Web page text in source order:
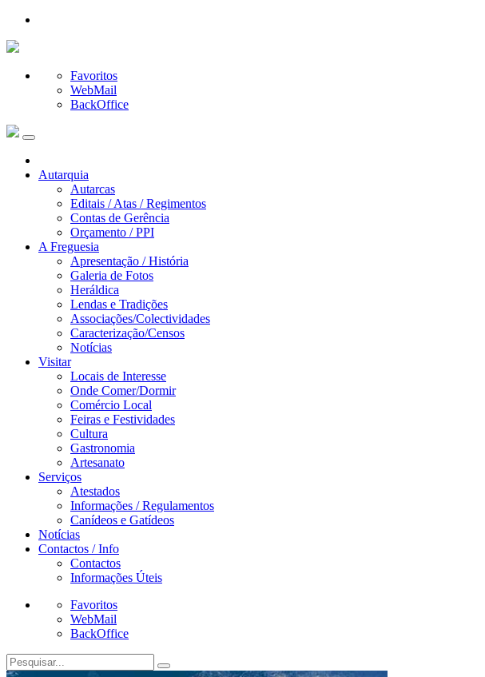
Favoritos
WebMail
BackOffice
Autarquia
Autarcas
Editais / Atas / Regimentos
Contas de Gerência
Orçamento / PPI
A Freguesia
Apresentação / História
Galeria de Fotos
Heráldica
Lendas e Tradições
Associações/Colectividades
Caracterização/Censos
Notícias
Visitar
Locais de Interesse
Onde Comer/Dormir
Comércio Local
Feiras e Festividades
Cultura
Gastronomia
Artesanato
Serviços
Atestados
Informações / Regulamentos
Canídeos e Gatídeos
Notícias
Contactos / Info
Contactos
Informações Úteis
Favoritos
WebMail
BackOffice